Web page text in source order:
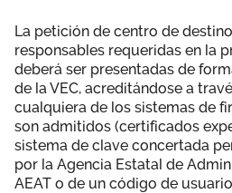
La petición de centro de
responsables requeridas en la
deberá ser presentadas de
de la VEC, acreditándose a
cualquiera de los sistemas de
son admitidos (certificados
sistema de clave concertada
por la Agencia Estatal de
AEAT o de un código de